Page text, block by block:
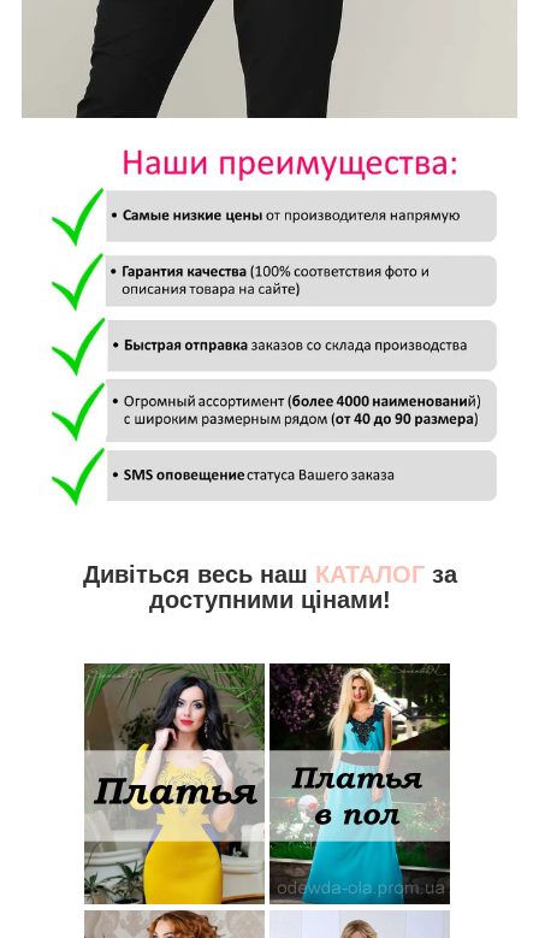
Дивіться весь наш КАТАЛОГза
доступними цінами!